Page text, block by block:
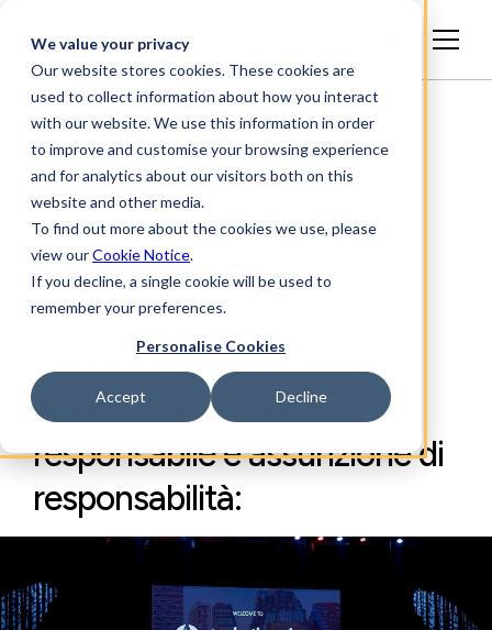
We value your privacy
Our website stores cookies. These cookies are
used to collect information about how you interact
with our website. We use this information in order
to improve and customise your browsing experience
and for analytics about our visitors both on this
website and other media.
To find out more about the cookies we use, please
view ourCookie Notice.
If you decline, a single cookie will be used to
remember your preferences.
Personalise Cookies
Accept Decline
ARTICOLI
Supply chain trasparenti,
approvvigionamento
responsabile e assunzione di
responsabilità: